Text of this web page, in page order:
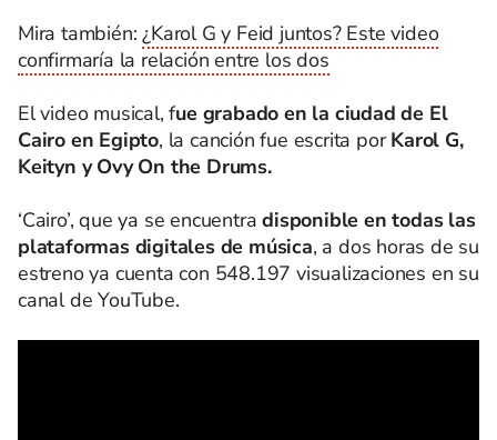
Mira también:¿Karol G y Feid juntos? Este video
confirmaría la relación entre los dos
El video musical, fue grabado en la ciudad de El
Cairo en Egipto, la canción fue escrita porKarol G,
Keityn y Ovy On the Drums.
‘Cairo’, que ya se encuentradisponible en todas las
plataformas digitales de música, a dos horas de su
estreno ya cuenta con 548.197 visualizaciones en su
canal de YouTube.